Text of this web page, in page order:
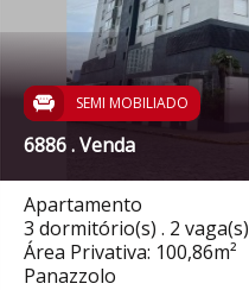
SEMI MOBILIADO
6886 . Venda
Apartamento
3 dormitório(s) . 2 vaga(s)
Área Privativa: 100,86m²
Panazzolo